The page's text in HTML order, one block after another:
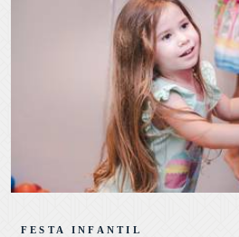
FESTA INFANTIL